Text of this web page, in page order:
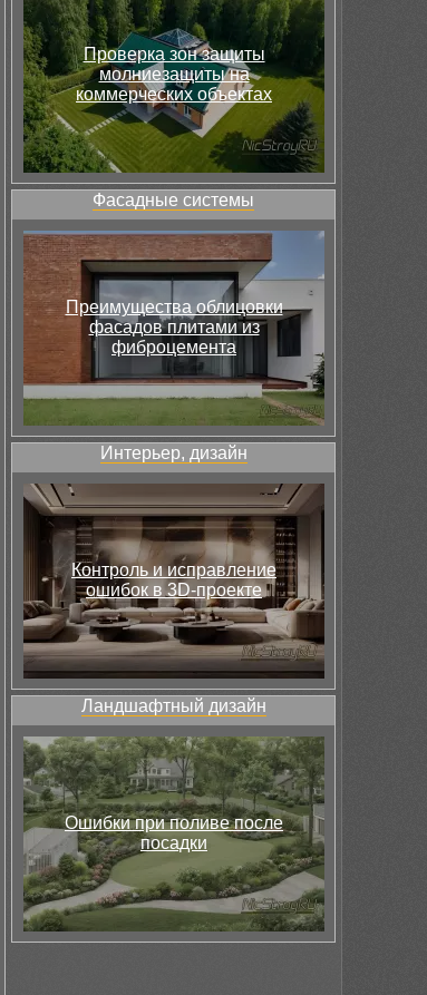
Проверка зон защиты
молниезащиты на
коммерческих объектах
Фасадные системы
Преимущества облицовки
фасадов плитами из
фиброцемента
Интерьер, дизайн
Контроль и исправление
ошибок в 3D-проекте
Ландшафтный дизайн
Ошибки при поливе после
посадки